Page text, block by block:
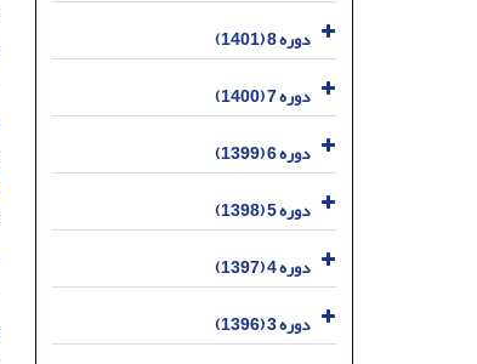
دوره 8 (1401)
دوره 7 (1400)
دوره 6 (1399)
دوره 5 (1398)
دوره 4 (1397)
دوره 3 (1396)